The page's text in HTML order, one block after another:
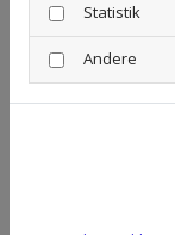
Statistik
Andere